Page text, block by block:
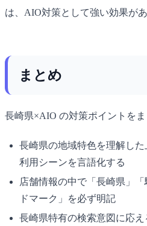
は、AIO対策として強い効果があ
まとめ
長崎県×AIO の対策ポイントをま
長崎県の地域特色を理解し
利用シーンを言語化する
店舗情報の中で「長崎県」
ドマーク」を必ず明記
長崎県特有の検索意図に応え